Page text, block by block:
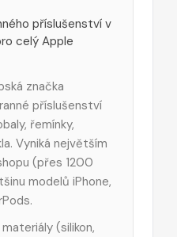
příslušenství v
celý Apple
značka
příslušenství
řemínky,
Vyniká největším
(přes 1200
modelů iPhone,
(silikon,